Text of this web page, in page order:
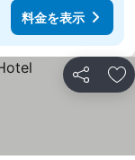
料金を表示
シェア お